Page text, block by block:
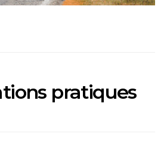
pratiques